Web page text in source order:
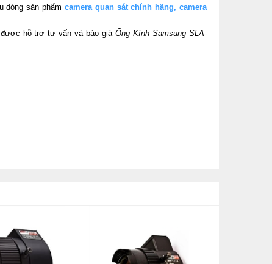
dòng sản phẩm camera quan sát chính hãng,camera
hỗ trợ tư vấn và báo giáỐng Kính Samsung SLA-